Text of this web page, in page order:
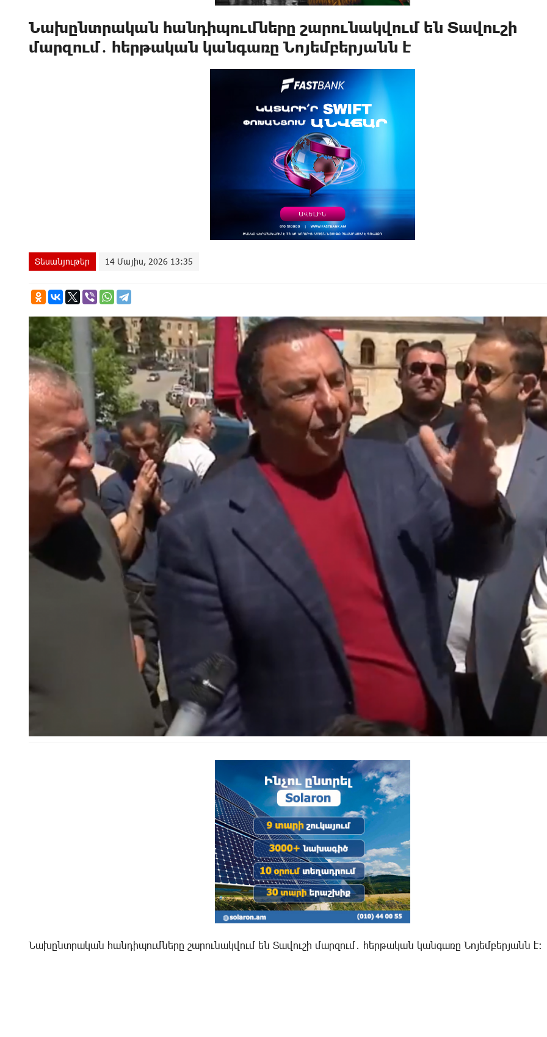
Նախընտրական հանդիպումները շարունակվում են Տավուշի
մարզում․ հերթական կանգառը Նոյեմբերյանն է
Տեսանյութեր 14 Մայիս, 2026 13:35
Նախընտրական հանդիպումները շարունակվում են Տավուշի մարզում․ հերթական կանգառը Նոյեմբերյանն է։